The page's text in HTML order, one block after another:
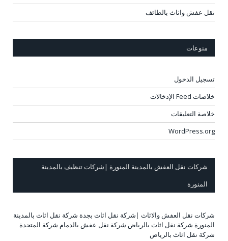
نقل عفش واثاث بالطائف
منوعات
تسجيل الدخول
خلاصات Feed الإدخالات
خلاصة التعليقات
WordPress.org
شركات نقل العفش بالمدينة المنورة |شركات تنظيف بالمدينة
المنورة
شركات نقل العفش والاثاث | شركة نقل اثاث بجدة شركة نقل اثاث بالمدينة
المنورة شركة نقل اثاث بالرياض شركة نقل عفش بالدمام شركة المتحدة
شركة نقل اثاث بالرياض